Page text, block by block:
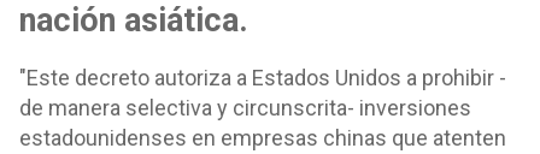
nación asiática.
"Este decreto autoriza a Estados Unidos a prohibir -
de manera selectiva y circunscrita- inversiones
estadounidenses en empresas chinas que atenten